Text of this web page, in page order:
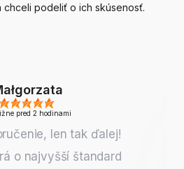
chceli podeliť o ich skúsenosť.
pred 2 hodinami
len tak ďalej!
o najvyšší štandard